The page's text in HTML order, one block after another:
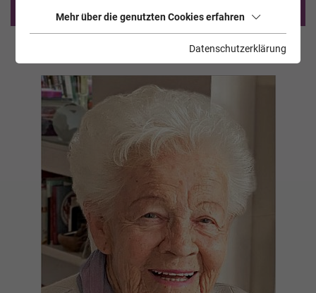
Mehr über die genutzten Cookies erfahren
Datenschutzerklärung